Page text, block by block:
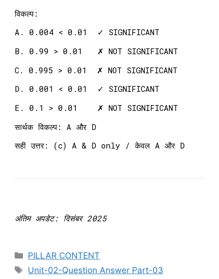
विकल्प:
A. 0.004 < 0.01 ✓ SIGNIFICANT
B. 0.99 > 0.01 ✗ NOT SIGNIFICANT
C. 0.995 > 0.01 ✗ NOT SIGNIFICANT
D. 0.001 < 0.01 ✓ SIGNIFICANT
E. 0.1 > 0.01 ✗ NOT SIGNIFICANT
सार्थक विकल्प: A और D
सही उत्तर: (c) A & D only / केवल A और D
अंतिम अपडेट: दिसंबर 2025
Categories
PILLAR CONTENT
Tags
Unit-02-Question Answer Part-03